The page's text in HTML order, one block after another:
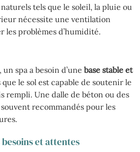
tels que le soleil, la pluie ou
nécessite une ventilation
les problèmes d’humidité.
spa a besoin d’une base stable et
que le sol est capable de soutenir le
rempli. Une dalle de béton ou des
recommandés pour les
et attentes